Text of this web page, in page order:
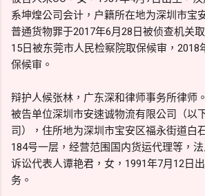
系坤煌公司会计，户籍所在地为深圳市宝
普通货物罪于2017年6月28日被侦查机关
15日被东莞市人民检察院取保候审，2018
保候审。
辩护人候张林，广东深和律师事务所律师。
被告单位深圳市安速诚物流有限公司（以
司），住所地为深圳市宝安区福永街道白
184号一层，经营范围国内货运代理等，法
诉讼代表人谭艳君，女，1991年7月12日
务。